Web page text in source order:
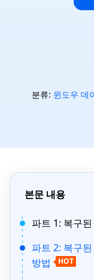
분류: 윈도우 데
본문 내용
파트 1: 복구
파트 2: 복구
방법
HOT